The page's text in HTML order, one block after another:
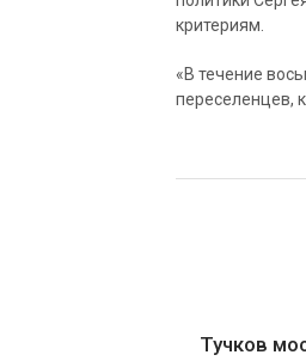
критериям.
«В течение
переселенцев,
Тучков